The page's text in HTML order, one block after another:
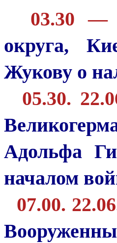
03.30 —
округа,
Жукову о
05.30.
Адольфа
началом
07.00.